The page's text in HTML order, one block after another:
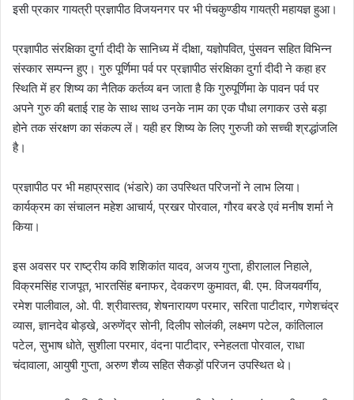
इसी प्रकार गायत्री प्रज्ञापीठ विजयनगर पर भी पंचकुण्डीय गायत्री महायज्ञ हुआ।
प्रज्ञापीठ संरक्षिका दुर्गा दीदी के सानिध्य में दीक्षा, यज्ञोपवित, पुंसवन सहित विभिन्न
संस्कार सम्पन्न हुए। गुरु पूर्णिमा पर्व पर प्रज्ञापीठ संरक्षिका दुर्गा दीदी ने कहा हर
स्थिति में हर शिष्य का नैतिक कर्तव्य बन जाता है कि गुरुपूर्णिमा के पावन पर्व पर
अपने गुरु की बताई राह के साथ साथ उनके नाम का एक पौधा लगाकर उसे बड़ा
होने तक संरक्षण का संकल्प लें। यही हर शिष्य के लिए गुरुजी को सच्ची श्रद्धांजलि
है।
प्रज्ञापीठ पर भी महाप्रसाद (भंडारे) का उपस्थित परिजनों ने लाभ लिया।
कार्यक्रम का संचालन महेश आचार्य, प्रखर पोरवाल, गौरव बरडे एवं मनीष शर्मा ने
किया।
इस अवसर पर राष्ट्रीय कवि शशिकांत यादव, अजय गुप्ता, हीरालाल निहाले,
विक्रमसिंह राजपूत, भारतसिंह बनाफर, देवकरण कुमावत, बी. एम. विजयवर्गीय,
रमेश पालीवाल, ओ. पी. श्रीवास्तव, शेषनारायण परमार, सरिता पाटीदार, गणेशचंद्र
व्यास, ज्ञानदेव बोड़खे, अरुणेंद्र सोनी, दिलीप सोलंकी, लक्ष्मण पटेल, कांतिलाल
पटेल, सुभाष धोते, सुशीला परमार, वंदना पाटीदार, स्नेहलता पोरवाल, राधा
चंदावाला, आयुषी गुप्ता, अरुण शैव्य सहित सैकड़ों परिजन उपस्थित थे।